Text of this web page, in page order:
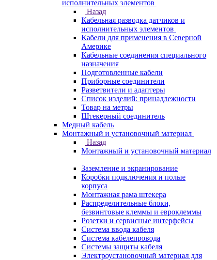
исполнительных элементов
Назад
Кабельная разводка датчиков и
исполнительных элементов
Кабели для применения в Северной
Америке
Кабельные соединения специального
назначения
Подготовленные кабели
Приборные соединители
Разветвители и адаптеры
Список изделий: принадлежности
Товар на метры
Штекерный соединитель
Медный кабель
Монтажный и установочный материал
Назад
Монтажный и установочный материал
Заземление и экранирование
Коробки подключения и полые
корпуса
Монтажная рама штекера
Распределительные блоки,
безвинтовые клеммы и евроклеммы
Розетки и сервисные интерфейсы
Система ввода кабеля
Система кабелепровода
Системы защиты кабеля
Электроустановочный материал для